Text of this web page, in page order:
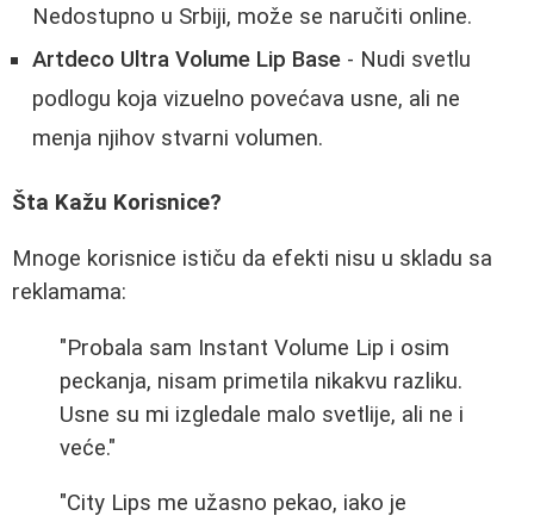
Nedostupno u Srbiji, može se naručiti online.
Artdeco Ultra Volume Lip Base - Nudi svetlu
podlogu koja vizuelno povećava usne, ali ne
menja njihov stvarni volumen.
Šta Kažu Korisnice?
Mnoge korisnice ističu da efekti nisu u skladu sa
reklamama:
"Probala sam Instant Volume Lip i osim
peckanja, nisam primetila nikakvu razliku.
Usne su mi izgledale malo svetlije, ali ne i
veće."
"City Lips me užasno pekao, iako je